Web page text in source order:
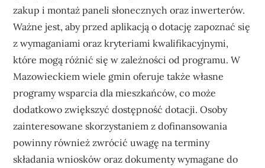
zakup i montaż paneli słonecznych oraz inwerterów.
Ważne jest, aby przed aplikacją o dotację zapoznać się
z wymaganiami oraz kryteriami kwalifikacyjnymi,
które mogą różnić się w zależności od programu. W
Mazowieckiem wiele gmin oferuje także własne
programy wsparcia dla mieszkańców, co może
dodatkowo zwiększyć dostępność dotacji. Osoby
zainteresowane skorzystaniem z dofinansowania
powinny również zwrócić uwagę na terminy
składania wniosków oraz dokumenty wymagane do